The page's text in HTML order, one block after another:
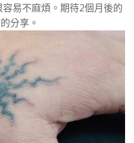
易不麻煩。期待2個月後的
分享。